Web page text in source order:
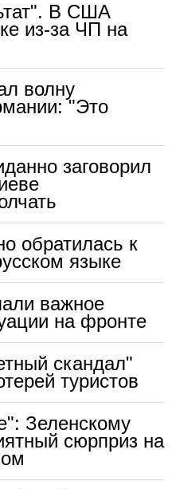
В США
из-за ЧП на
волну
"Это
заговорил
обратилась к
языке
важное
на фронте
скандал"
туристов
Зеленскому
сюрприз на